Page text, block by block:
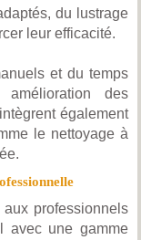
du lustrage
leur efficacité.
et du temps
des
également
le nettoyage à
professionnels
avec une gamme